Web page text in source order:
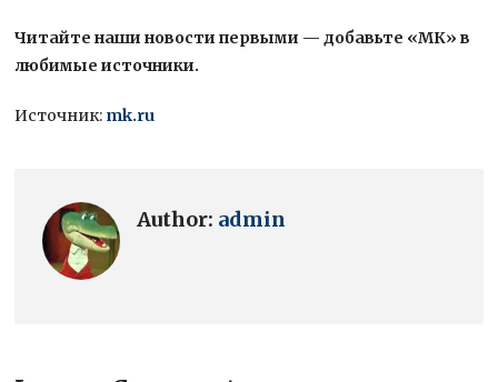
Читайте наши новости первыми — добавьте «МК» в
любимые источники.
Источник: mk.ru
Author: admin